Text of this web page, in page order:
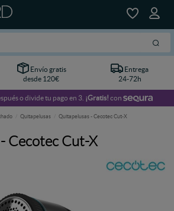
Envío gratis
desde 120€
Entrega
24-72h
o divide tu pago en 3. ¡Gratis! con
Quitapelusas Quitapelusas - Cecotec Cut-X
Cecotec Cut-X